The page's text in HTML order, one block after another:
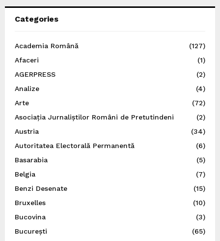
Categories
Academia Română
(127)
Afaceri
(1)
AGERPRESS
(2)
Analize
(4)
Arte
(72)
Asociația Jurnaliștilor Români de Pretutindeni
(2)
Austria
(34)
Autoritatea Electorală Permanentă
(6)
Basarabia
(5)
Belgia
(7)
Benzi Desenate
(15)
Bruxelles
(10)
Bucovina
(3)
București
(65)